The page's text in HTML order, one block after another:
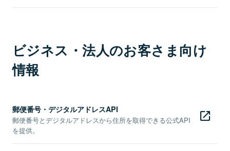
ビジネス・法人のお客さま向け
情報
郵便番号・デジタルアドレスAPI
郵便番号とデジタルアドレスから住所を取得できる公式API
を提供。